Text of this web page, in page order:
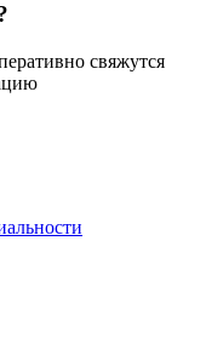
свяжутся